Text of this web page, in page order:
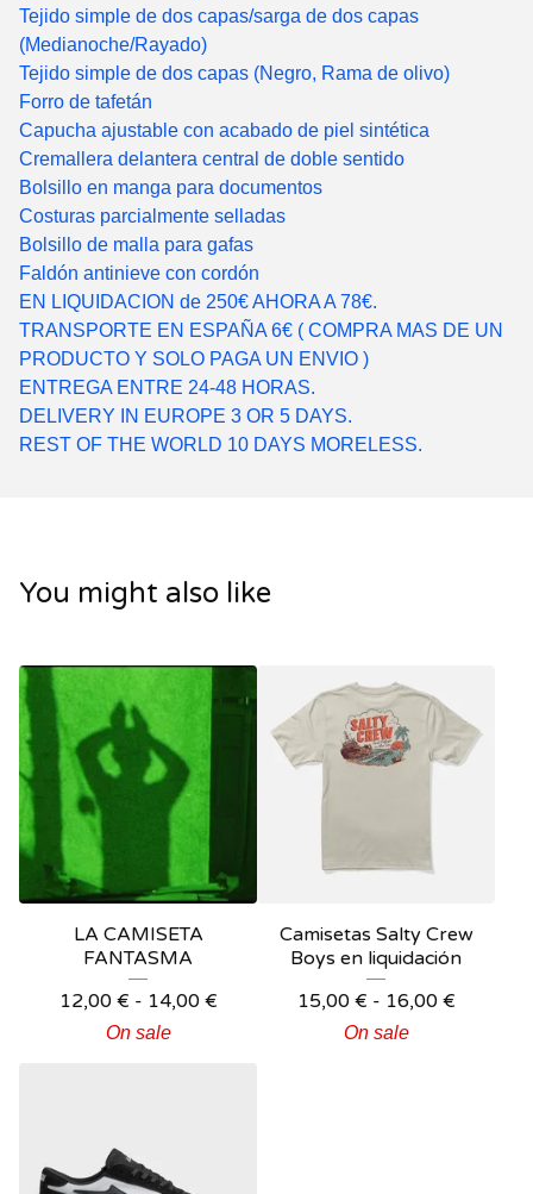
Tejido simple de dos capas/sarga de dos capas
(Medianoche/Rayado)
Tejido simple de dos capas (Negro, Rama de olivo)
Forro de tafetán
Capucha ajustable con acabado de piel sintética
Cremallera delantera central de doble sentido
Bolsillo en manga para documentos
Costuras parcialmente selladas
Bolsillo de malla para gafas
Faldón antinieve con cordón
EN LIQUIDACION de 250€ AHORA A 78€.
TRANSPORTE EN ESPAÑA 6€ ( COMPRA MAS DE UN
PRODUCTO Y SOLO PAGA UN ENVIO )
ENTREGA ENTRE 24-48 HORAS.
DELIVERY IN EUROPE 3 OR 5 DAYS.
REST OF THE WORLD 10 DAYS MORELESS.
You might also like
LA CAMISETA
FANTASMA
12,00 € - 14,00 €
On sale
Camisetas Salty Crew
Boys en liquidación
15,00 € - 16,00 €
On sale